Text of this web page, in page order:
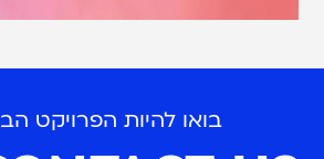
בואו להיות הפרויקט